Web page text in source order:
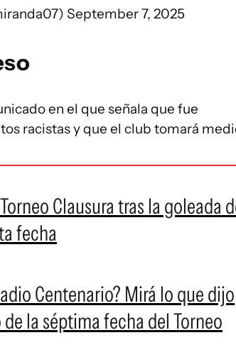
September 7, 2025
en el que señala que fue
racistas y que el club tomará
Clausura tras la goleada
fecha
Centenario? Mirá lo que dijo
la séptima fecha del Torneo